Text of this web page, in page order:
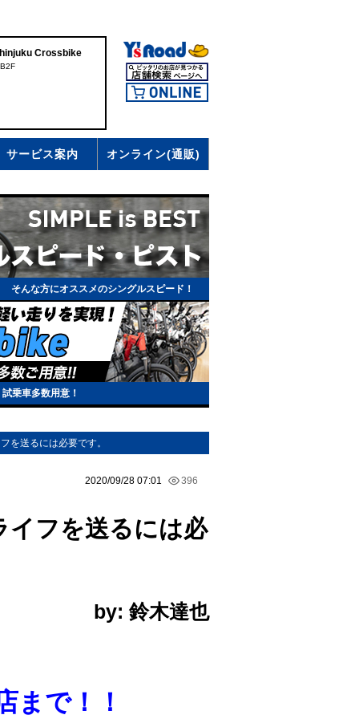
Crossbike
サービス案内 オンライン(通販)
そんな方にオススメのシングルスピード！
乗車多数用意！
を送るには必要です。
2020/09/28 07:01 396
イフを送るには必
by: 鈴木達也
まで！！